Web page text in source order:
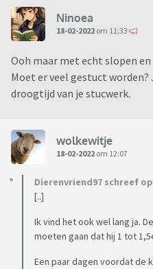
Ninoea
18-02-2022 om 11:33
Ooh maar met echt slopen
Moet er veel gestuct
droogtijd van je stucwerk.
wolkewitje
18-02-2022 om 12:07
Dierenvriend97 schreef op
[..]
Ik vind het ook wel lang ja.
moeten gaan dat hij 1 tot
Een paar dagen voordat de